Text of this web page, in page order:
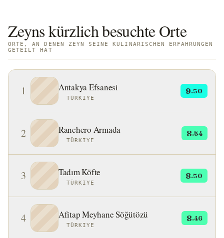
Zeyns kürzlich besuchte Orte
ORTE, AN DENEN ZEYN SEINE KULINARISCHEN ERFAHRUNGEN
GETEILT HAT
1 Antakya Efsanesi
TÜRKIYE
9.50
2 Ranchero Armada
TÜRKIYE
8.54
3 Tadım Köfte
TÜRKIYE
8.50
4 Afitap Meyhane Söğütözü
TÜRKIYE
8.46